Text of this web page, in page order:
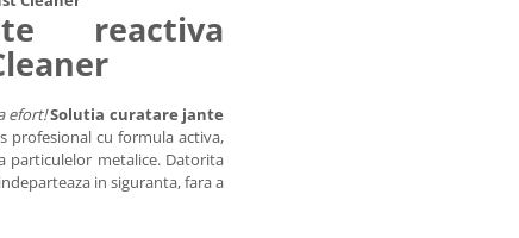
reactiva
efort!Solutia curatare jante
profesional cu formula activa,
particulelor metalice. Datorita
in siguranta, fara a